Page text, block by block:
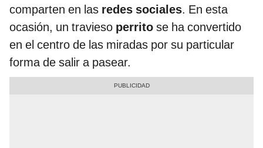
comparten en las redes sociales. En esta
ocasión, un travieso perrito se ha convertido
en el centro de las miradas por su particular
forma de salir a pasear.